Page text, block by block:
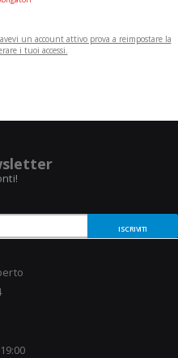
un account attivo prova a reimpostare la
i tuoi accessi.
ISCRIVITI